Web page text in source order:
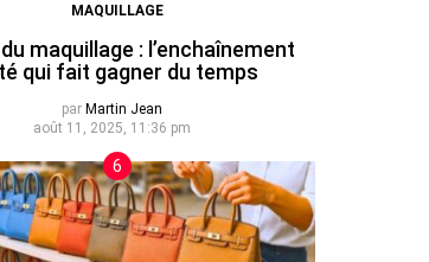
MAQUILLAGE
maquillage : l’enchaînement
qui fait gagner du temps
par Martin Jean
août 11, 2025, 11:36 pm